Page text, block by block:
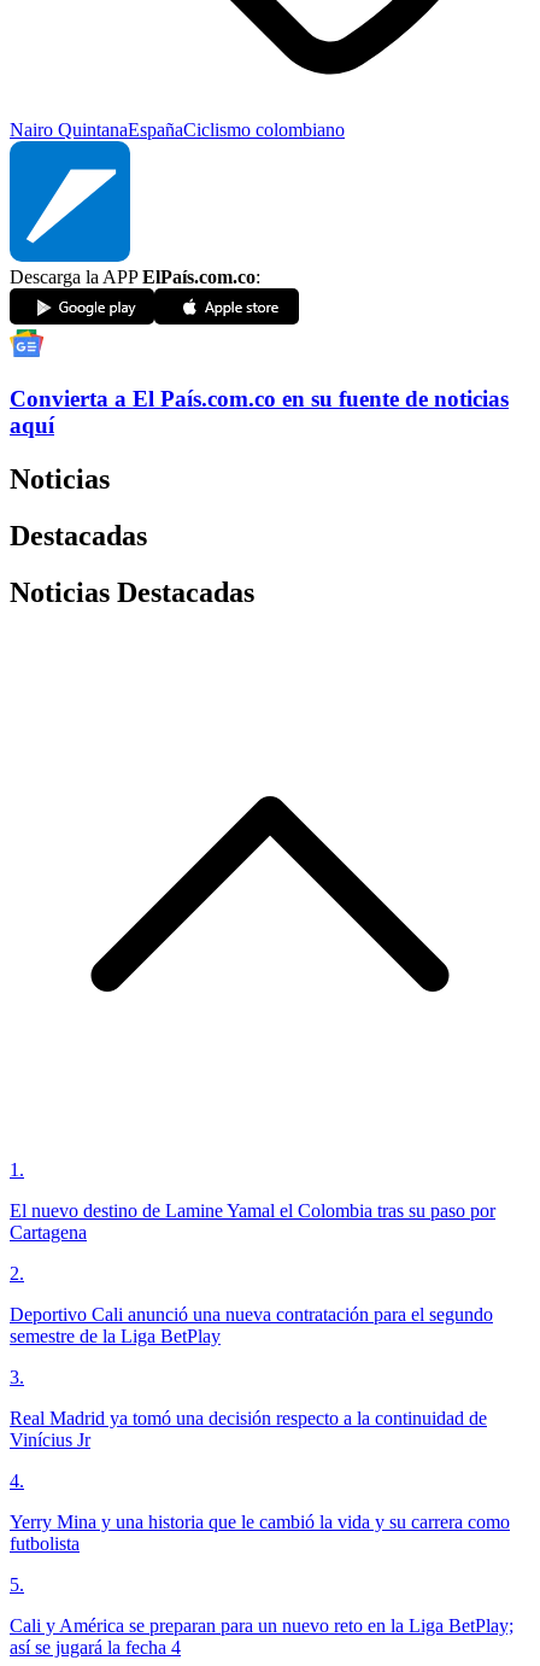
Nairo QuintanaEspañaCiclismo colombiano
Descarga la APPElPaís.com.co:
Convierta a El País.com.co en su fuente de noticias
aquí
Noticias
Destacadas
Noticias Destacadas
1 .
El nuevo destino de Lamine Yamal el Colombia tras su paso por
Cartagena
2.
Deportivo Cali anunció una nueva contratación para el segundo
semestre de la Liga BetPlay
3.
Real Madrid ya tomó una decisión respecto a la continuidad de
Vinícius Jr
4.
Yerry Mina y una historia que le cambió la vida y su carrera como
futbolista
5.
Cali y América se preparan para un nuevo reto en la Liga BetPlay;
así se jugará la fecha 4